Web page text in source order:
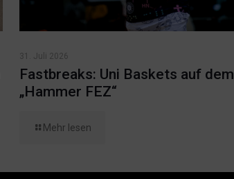
31. Juli 2026
Fastbreaks: Uni Baskets auf dem
„Hammer FEZ“
Mehr lesen